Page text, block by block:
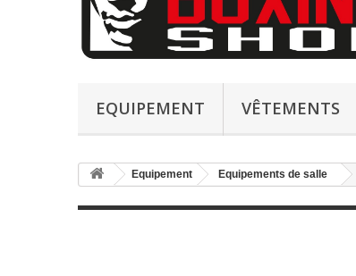
EQUIPEMENT VÊTEMENTS
Equipement Equipements de salle